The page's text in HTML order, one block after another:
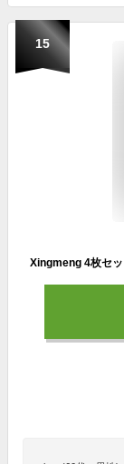
15